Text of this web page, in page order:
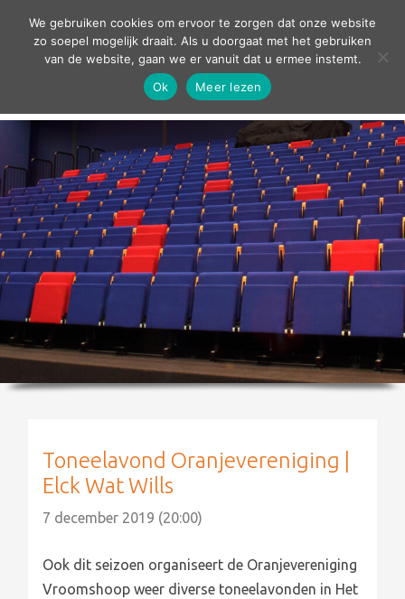
contact
agenda
theater
sport
grand café
zakelijk
over ons
Toneelavond Oranjevereniging |
Elck Wat Wills
7 december 2019 (20:00)
Ook dit seizoen organiseert de Oranjevereniging
Vroomshoop weer diverse toneelavonden in Het
We gebruiken cookies om ervoor te zorgen dat onze website
zo soepel mogelijk draait. Als u doorgaat met het gebruiken
van de website, gaan we er vanuit dat u ermee instemt.
Ok
Meer lezen